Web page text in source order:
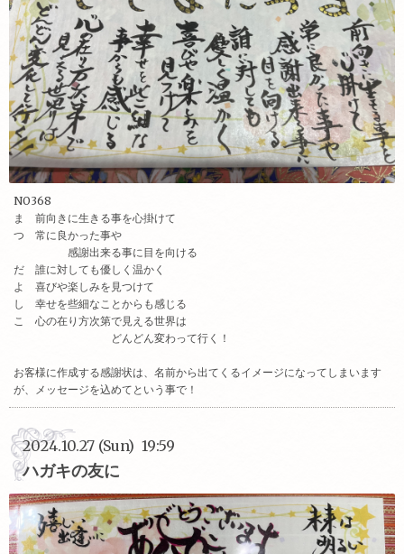
NO368
ま 前向きに生きる事を心掛けて
つ 常に良かった事や
感謝出来る事に目を向ける
だ 誰に対しても優しく温かく
よ 喜びや楽しみを見つけて
し 幸せを些細なことからも感じる
こ 心の在り方次第で見える世界は
どんどん変わって行く！
お客様に作成する感謝状は、名前から出てくるイメージになってしまいます
が、メッセージを込めてという事で！
2024.10.27 (Sun) 19:59
ハガキの友に